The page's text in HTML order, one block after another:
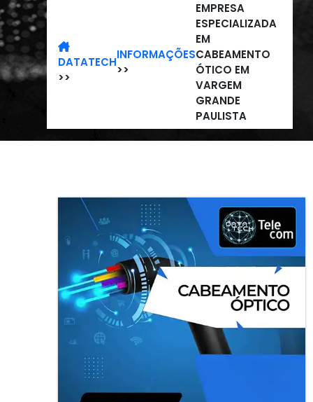
DATATECH
>>
INFORMAÇÕES
>>
EMPRESA
ESPECIALIZADA
EM
CABEAMENTO
ÓTICO EM
VARGEM
GRANDE
PAULISTA